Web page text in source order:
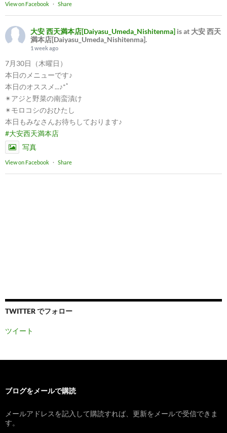
View on Facebook · Share
大安 西天満本店[Daiyasu_Umeda_Nishitenma] is at 大安 西天
満本店[Daiyasu_Umeda_Nishitenma].
1 week ago
7月30日（木曜日）
本日のメニューです♪
本日のオススメ...♪*ﾟ
✴︎アジと野菜の南蛮漬け
✴︎モロコシのおひたし
本日もみなさんお待ちしております♪
#大安西天満本店
写真
View on Facebook · Share
TWITTER でフォロー
ツイート
ブログをメールで購読
メールアドレスを記入して購読すれば、更新をメールで受信できま
す。